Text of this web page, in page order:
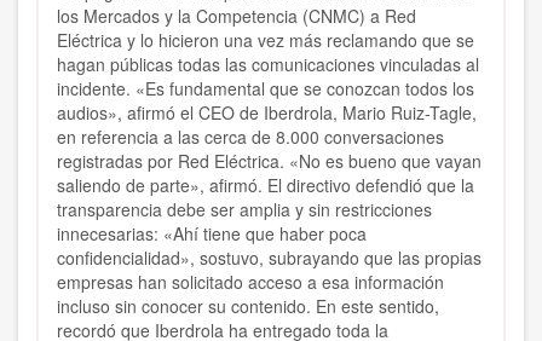
los Mercados y la Competencia (CNMC) a Red
Eléctrica y lo hicieron una vez más reclamando que se
hagan públicas todas las comunicaciones vinculadas al
incidente. «Es fundamental que se conozcan todos los
audios», afirmó el CEO de Iberdrola, Mario Ruiz-Tagle,
en referencia a las cerca de 8.000 conversaciones
registradas por Red Eléctrica. «No es bueno que vayan
saliendo de parte», afirmó. El directivo defendió que la
transparencia debe ser amplia y sin restricciones
innecesarias: «Ahí tiene que haber poca
confidencialidad», sostuvo, subrayando que las propias
empresas han solicitado acceso a esa información
incluso sin conocer su contenido. En este sentido,
recordó que Iberdrola ha entregado toda la